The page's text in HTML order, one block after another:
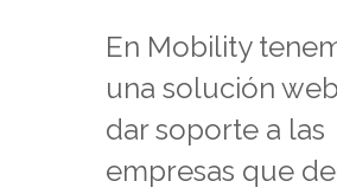
En Mobility
una solución
dar soporte a las
empresas que